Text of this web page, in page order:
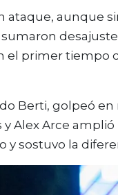
ataque, aunque
el primer tiempo
Berti, golpeó
y Alex Arce amplió
y sostuvo la